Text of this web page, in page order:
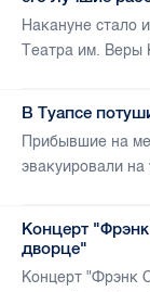
Накануне стало
Театра им. Веры
В Туапсе
Прибывшие на
эвакуировали на
Концерт
дворце"
Концерт "Фрэнк